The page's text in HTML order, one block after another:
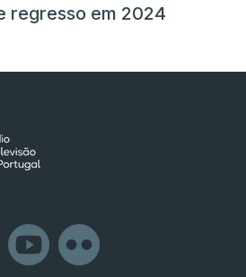
regresso em 2024